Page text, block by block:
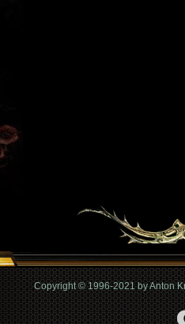
Copyright © 1996-2021 by Anton